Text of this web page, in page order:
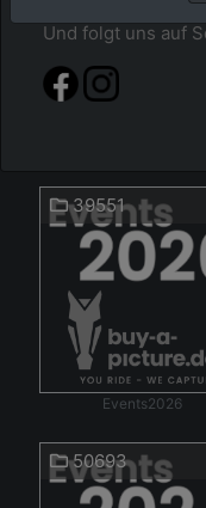
Und folgt uns auf
39551
Events2026
50693